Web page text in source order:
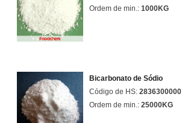
Ordem de min.: 1000KG
Bicarbonato de Sódio
Código de HS: 2836300000
Ordem de min.: 25000KG